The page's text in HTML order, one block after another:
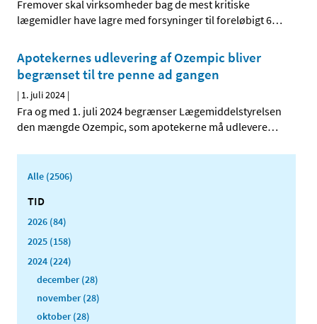
Fremover skal virksomheder bag de mest kritiske
lægemidler have lagre med forsyninger til foreløbigt 6…
Apotekernes udlevering af Ozempic bliver
begrænset til tre penne ad gangen
| 1. juli 2024 |
Fra og med 1. juli 2024 begrænser Lægemiddelstyrelsen
den mængde Ozempic, som apotekerne må udlevere…
Alle (2506)
TID
2026 (84)
2025 (158)
2024 (224)
december (28)
november (28)
oktober (28)